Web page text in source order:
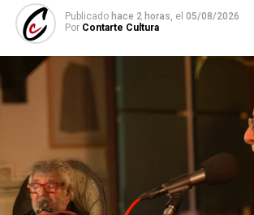
Publicado hace 2 horas, el 05/08/2026
Por Contarte Cultura